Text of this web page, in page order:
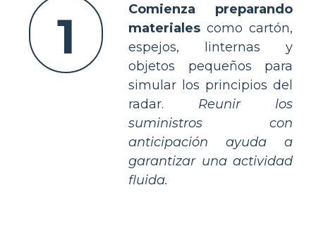
1
Comienza preparando
materiales como cartón,
espejos, linternas y
objetos pequeños para
simular los principios del
radar. Reunir los
suministros con
anticipación ayuda a
garantizar una actividad
fluida.